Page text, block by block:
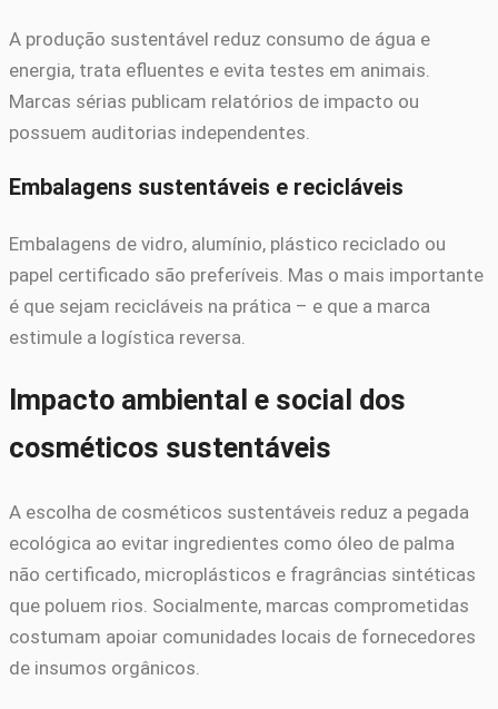
A produção sustentável reduz consumo de água e
energia, trata efluentes e evita testes em animais.
Marcas sérias publicam relatórios de impacto ou
possuem auditorias independentes.
Embalagens sustentáveis e recicláveis
Embalagens de vidro, alumínio, plástico reciclado ou
papel certificado são preferíveis. Mas o mais importante
é que sejam recicláveis na prática – e que a marca
estimule a logística reversa.
Impacto ambiental e social dos
cosméticos sustentáveis
A escolha de cosméticos sustentáveis reduz a pegada
ecológica ao evitar ingredientes como óleo de palma
não certificado, microplásticos e fragrâncias sintéticas
que poluem rios. Socialmente, marcas comprometidas
costumam apoiar comunidades locais de fornecedores
de insumos orgânicos.